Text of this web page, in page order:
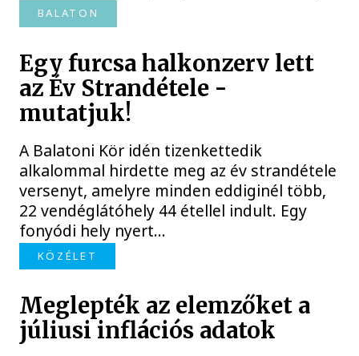
BALATON
Egy furcsa halkonzerv lett
az Év Strandétele -
mutatjuk!
A Balatoni Kör idén tizenkettedik
alkalommal hirdette meg az év strandétele
versenyt, amelyre minden eddiginél több,
22 vendéglátóhely 44 étellel indult. Egy
fonyódi hely nyert...
KÖZÉLET
Meglepték az elemzőket a
júliusi inflációs adatok